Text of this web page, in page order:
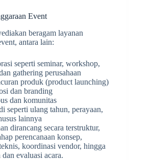
Event
beragam layanan
antara lain:
seperti seminar, workshop,
gathering perusahaan
produk (product launching)
dan branding
dan komunitas
seperti ulang tahun, perayaan,
lainnya
dirancang secara terstruktur,
perencanaan konsep,
koordinasi vendor, hingga
dan evaluasi acara.